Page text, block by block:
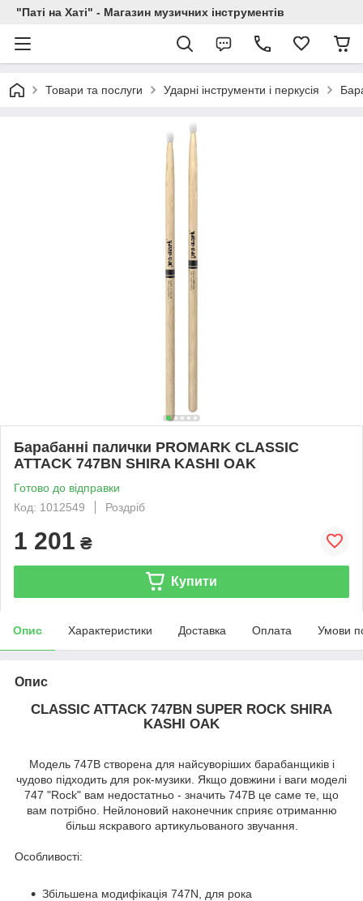
"Паті на Хаті" - Магазин музичних інструментів
Товари та послуги Ударні інструменти і перкусія
Барабанні палички PROMARK CLASSIC
ATTACK 747BN SHIRA KASHI OAK
Готово до відправки
Код: 1012549
Роздріб
1 201 ₴
Купити
Опис Характеристики Доставка Оплата Умови
Опис
CLASSIC ATTACK 747BN SUPER ROCK SHIRA
KASHI OAK
Модель 747B створена для найсуворіших барабанщиків і
чудово підходить для рок-музики. Якщо довжини і ваги моделі
747 "Rock" вам недостатньо - значить 747B це саме те, що
вам потрібно. Нейлоновий наконечник сприяє отриманню
більш яскравого артикульованого звучання.
Особливості:
Збільшена модифікація 747N, для рока